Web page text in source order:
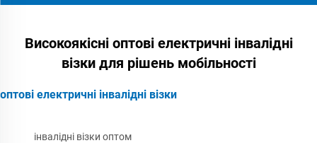
Високоякісні оптові електричні інвалідні
візки для рішень мобільності
оптові електричні інвалідні візки
інвалідні візки оптом